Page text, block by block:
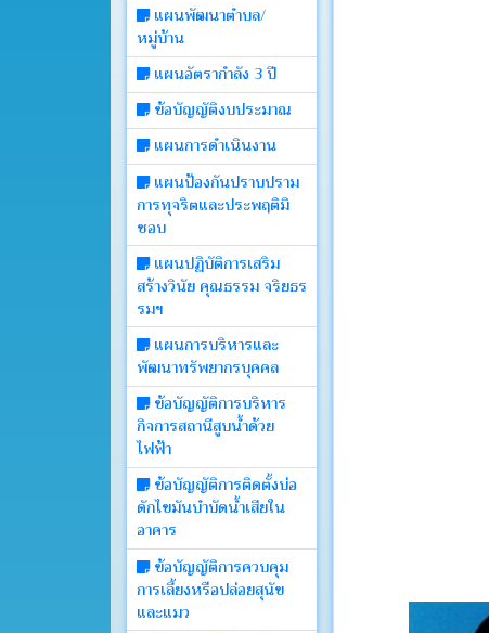
แผนพัฒนาตำบล/
หมู่บ้าน
แผนอัตรากำลัง 3 ปี
ข้อบัญญัติงบประมาณ
แผนการดำเนินงาน
แผนป้องกันปราบปราม
การทุจริตและประพฤติมิ
ชอบ
แผนปฏิบัติการเสริม
สร้างวินัย คุณธรรม จริยธร
รมฯ
แผนการบริหารและ
พัฒนาทรัพยากรบุคคล
ข้อบัญญัติการบริหาร
กิจการสถานีสูบน้ำด้วย
ไฟฟ้า
ข้อบัญญัติการติดตั้งบ่อ
ดักไขมันบำบัดน้ำเสียใน
อาคาร
ข้อบัญญัติการควบคุม
การเลี้ยงหรือปล่อยสุนัข
และแมว